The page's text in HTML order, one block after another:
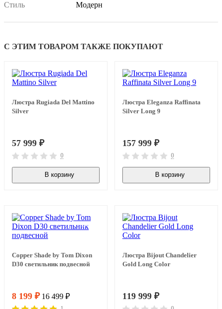
Стиль
Модерн
С ЭТИМ ТОВАРОМ ТАКЖЕ ПОКУПАЮТ
Люстра Rugiada Del Mattino
Silver
57 999 ₽
0
В корзину
Люстра Eleganza Raffinata
Silver Long 9
157 999 ₽
0
В корзину
-50%
Copper Shade by Tom Dixon
D30 светильник подвесной
8 199 ₽ 16 499 ₽
Люстра Bijout Chandelier
Gold Long Сolor
119 999 ₽